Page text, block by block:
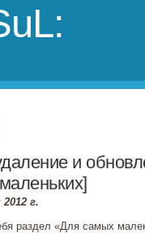
и
г.
раздел «Для самых